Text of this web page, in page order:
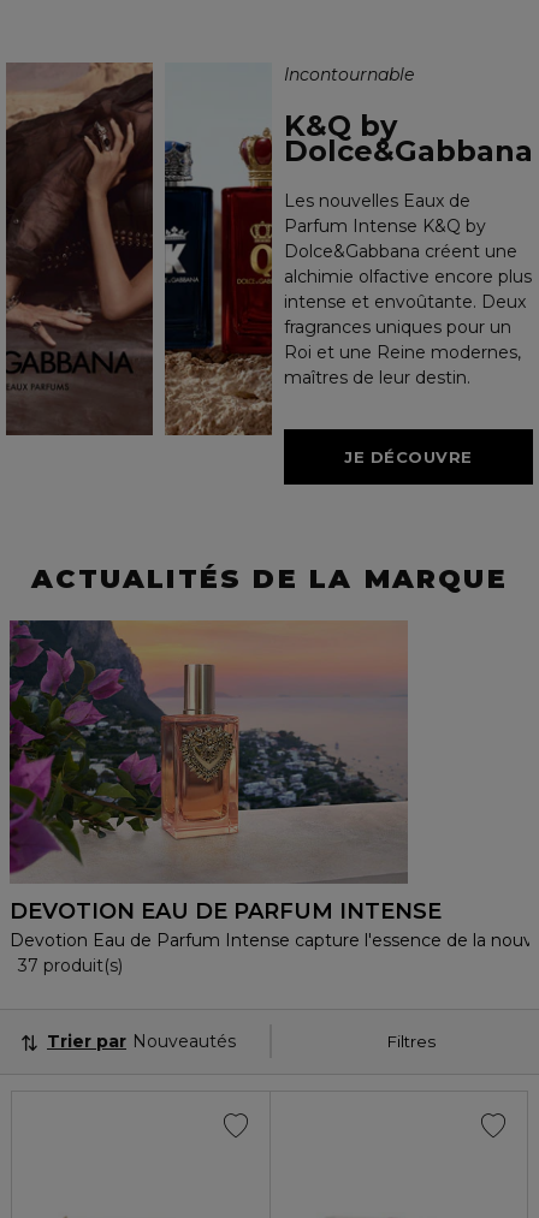
Incontournable
K&Q by
Dolce&Gabbana
Les nouvelles Eaux de
Parfum Intense K&Q by
Dolce&Gabbana créent une
alchimie olfactive encore plus
intense et envoûtante. Deux
fragrances uniques pour un
Roi et une Reine modernes,
maîtres de leur destin.
JE DÉCOUVRE
ACTUALITÉS DE LA MARQUE
DEVOTION EAU DE PARFUM INTENSE
Devotion Eau de Parfum Intense capture l'essence de la
37 produit(s)
Filtres
Trier par Nouveautés